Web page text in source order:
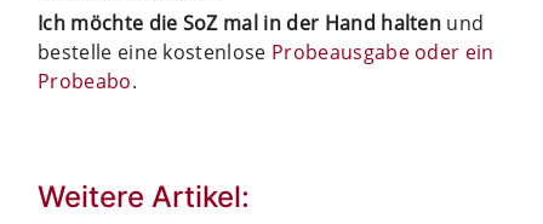
Ich möchte die SoZ mal in der Hand halten und
bestelle eine kostenlose Probeausgabe oder ein
Probeabo.
Weitere Artikel: